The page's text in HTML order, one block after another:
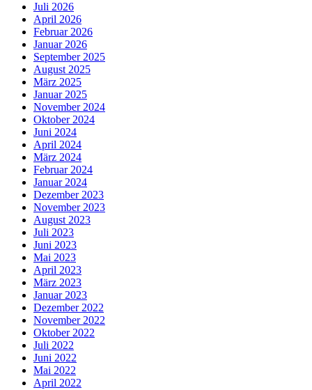
Juli 2026
April 2026
Februar 2026
Januar 2026
September 2025
August 2025
März 2025
Januar 2025
November 2024
Oktober 2024
Juni 2024
April 2024
März 2024
Februar 2024
Januar 2024
Dezember 2023
November 2023
August 2023
Juli 2023
Juni 2023
Mai 2023
April 2023
März 2023
Januar 2023
Dezember 2022
November 2022
Oktober 2022
Juli 2022
Juni 2022
Mai 2022
April 2022